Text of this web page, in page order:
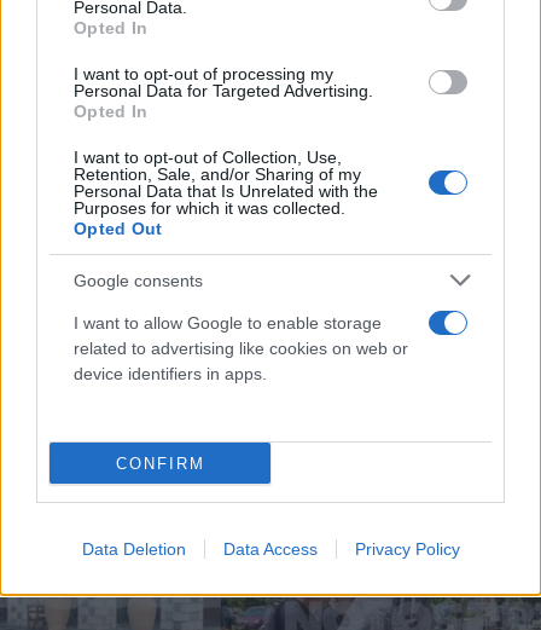
Personal Data.
Opted In
I want to opt-out of processing my
Personal Data for Targeted Advertising.
Opted In
I want to opt-out of Collection, Use,
Retention, Sale, and/or Sharing of my
Personal Data that Is Unrelated with the
Purposes for which it was collected.
Opted Out
Google consents
I want to allow Google to enable storage
related to advertising like cookies on web or
device identifiers in apps.
CONFIRM
Data Deletion Data Access Privacy Policy
FLASH FOCUS